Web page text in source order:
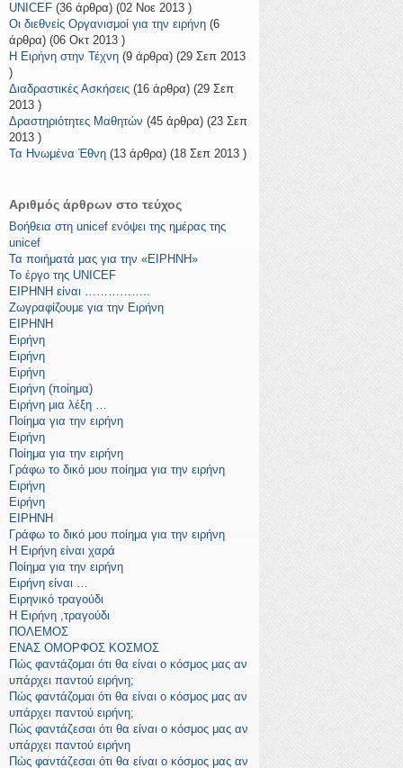
UNICEF (36 άρθρα) (02 Νοε 2013 )
Οι διεθνείς Οργανισμοί για την ειρήνη (6
άρθρα) (06 Οκτ 2013 )
Η Ειρήνη στην Τέχνη (9 άρθρα) (29 Σεπ 2013
)
Διαδραστικές Ασκήσεις (16 άρθρα) (29 Σεπ
2013 )
Δραστηριότητες Μαθητών (45 άρθρα) (23 Σεπ
2013 )
Τα Ηνωμένα Έθνη (13 άρθρα) (18 Σεπ 2013 )
Αριθμός άρθρων στο τεύχος
Βοήθεια στη unicef ενόψει της ημέρας της
unicef
Τα ποιήματά μας για την «ΕΙΡΗΝΗ»
Το έργο της UNICEF
ΕΙΡΗΝΗ είναι ……………..
Ζωγραφίζουμε για την Ειρήνη
ΕΙΡΗΝΗ
Ειρήνη
Ειρήνη
Ειρήνη
Ειρήνη (ποίημα)
Ειρήνη μια λέξη …
Ποίημα για την ειρήνη
Ειρήνη
Ποίημα για την ειρήνη
Γράφω το δικό μου ποίημα για την ειρήνη
Ειρήνη
Ειρήνη
ΕΙΡΗΝΗ
Γράφω το δικό μου ποίημα για την ειρήνη
Η Ειρήνη είναι χαρά
Ποίημα για την ειρήνη
Ειρήνη είναι …
Ειρηνικό τραγούδι
Η Ειρήνη ,τραγούδι
ΠΟΛΕΜΟΣ
ΕΝΑΣ ΟΜΟΡΦΟΣ ΚΟΣΜΟΣ
Πώς φαντάζομαι ότι θα είναι ο κόσμος μας αν
υπάρχει παντού ειρήνη;
Πώς φαντάζομαι ότι θα είναι ο κόσμος μας αν
υπάρχει παντού ειρήνη;
Πώς φαντάζεσαι ότι θα είναι ο κόσμος μας αν
υπάρχει παντού ειρήνη
Πώς φαντάζεσαι ότι θα είναι ο κόσμος μας αν